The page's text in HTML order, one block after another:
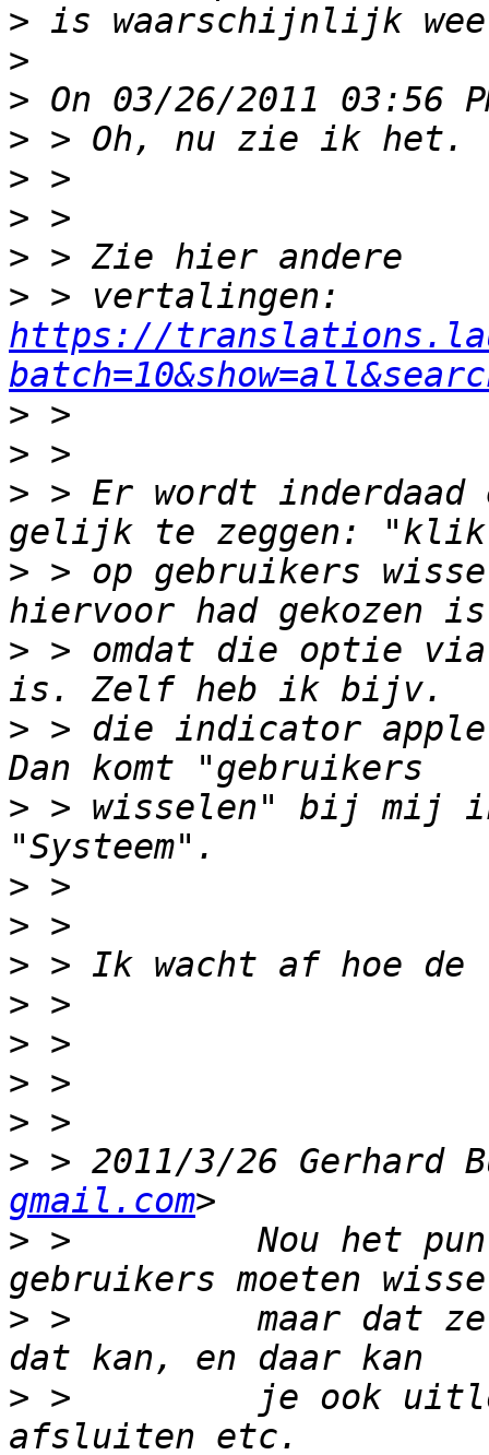
>
>
>
>
>
>
>
>
https://
>
>
> > Er wordt inderdaad
> > op gebruikers
> > omdat die optie via
> > die indicator
> > wisselen" bij mij in
>
>
>
>
>
>
>
> > 2011/3/26 Gerhard
gmail.com
> >         Nou het
> >         maar dat ze
> >         je ook